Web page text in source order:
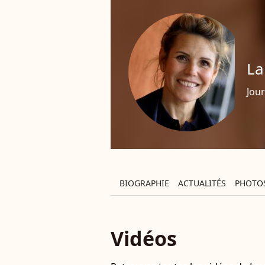
BIOGRAPHIE ACTUALITÉS
Vidéos